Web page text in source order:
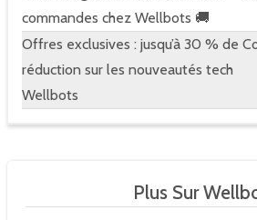
commandes chez Wellbots 🚚
Offres exclusives : jusqu’à 30 % de
réduction sur les nouveautés tech
Wellbots
Plus Sur